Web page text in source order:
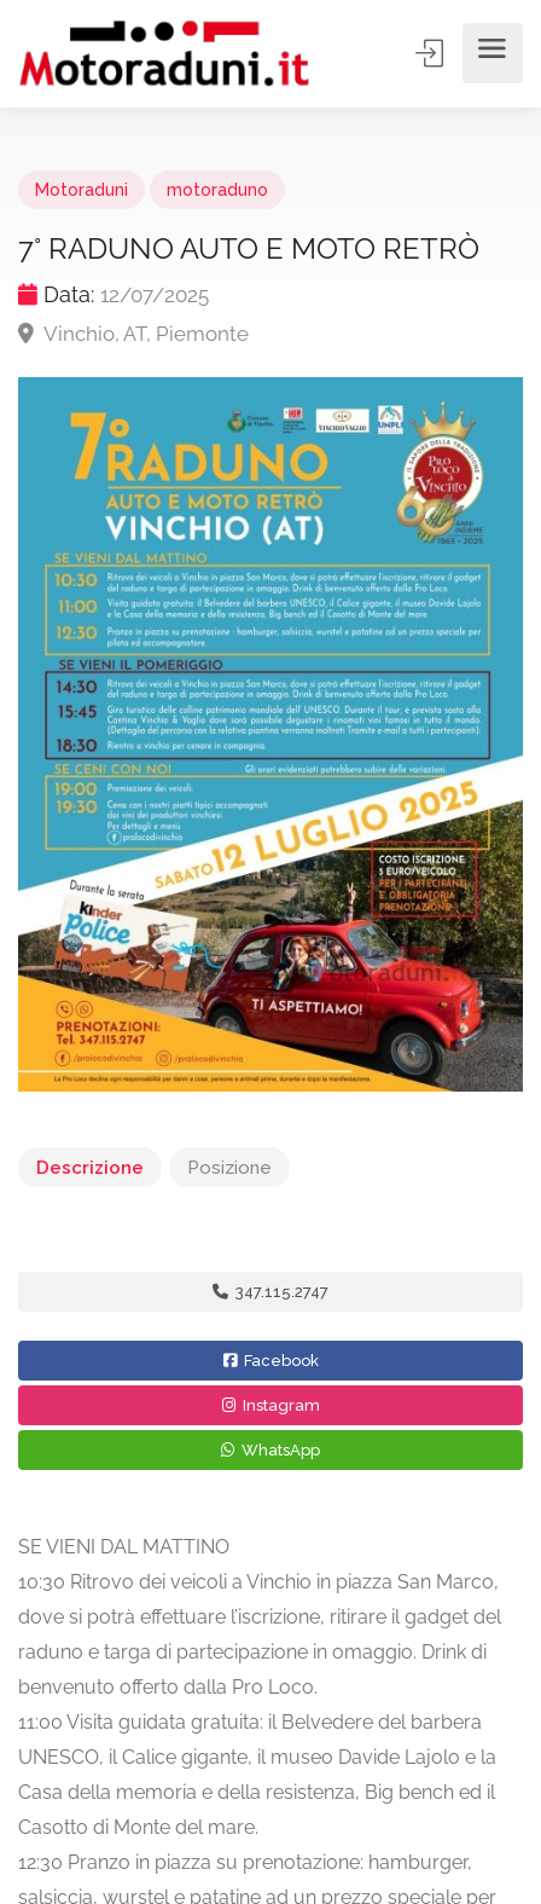
Motoraduni motoraduno
7° RADUNO AUTO E MOTO RETRÒ
Data: 12/07/2025
Vinchio, AT, Piemonte
Descrizione Posizione
347.115.2747
Facebook
Instagram
WhatsApp
SE VIENI DAL MATTINO
10:30 Ritrovo dei veicoli a Vinchio in piazza San Marco,
dove si potrà effettuare l’iscrizione, ritirare il gadget del
raduno e targa di partecipazione in omaggio. Drink di
benvenuto offerto dalla Pro Loco.
11:00 Visita guidata gratuita: il Belvedere del barbera
UNESCO, il Calice gigante, il museo Davide Lajolo e la
Casa della memoria e della resistenza, Big bench ed il
Casotto di Monte del mare.
12:30 Pranzo in piazza su prenotazione: hamburger,
salsiccia, wurstel e patatine ad un prezzo speciale per